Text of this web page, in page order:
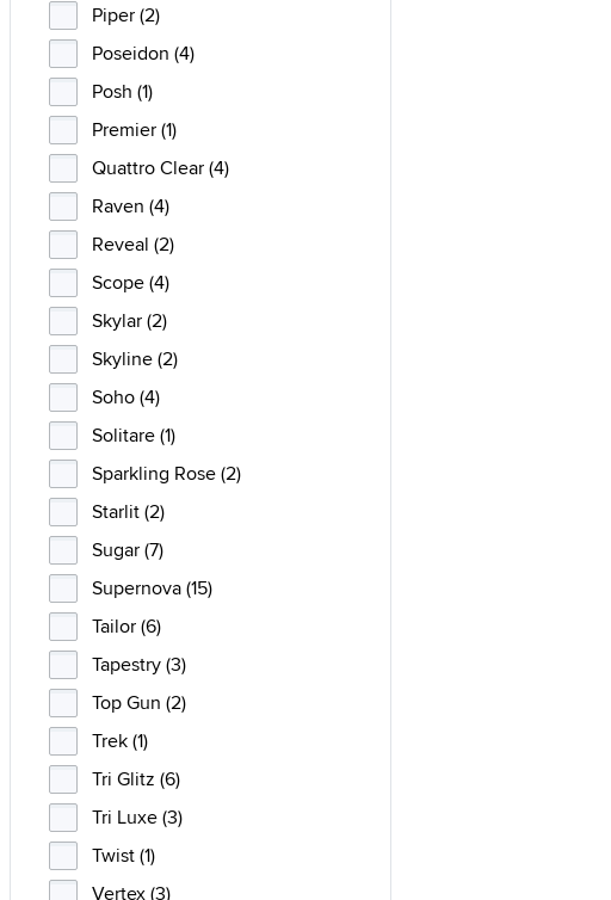
Piper (2)
Poseidon (4)
Posh (1)
Premier (1)
Quattro Clear (4)
Raven (4)
Reveal (2)
Scope (4)
Skylar (2)
Skyline (2)
Soho (4)
Solitare (1)
Sparkling Rose (2)
Starlit (2)
Sugar (7)
Supernova (15)
Tailor (6)
Tapestry (3)
Top Gun (2)
Trek (1)
Tri Glitz (6)
Tri Luxe (3)
Twist (1)
Vertex (3)